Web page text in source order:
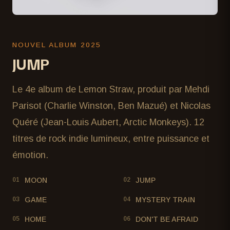
NOUVEL ALBUM 2025
JUMP
Le 4e album de Lemon Straw, produit par Mehdi
Parisot (Charlie Winston, Ben Mazué) et Nicolas
Quéré (Jean-Louis Aubert, Arctic Monkeys). 12
titres de rock indie lumineux, entre puissance et
émotion.
01 MOON 02 JUMP
03 GAME 04 MYSTERY TRAIN
05 HOME 06 DON'T BE AFRAID